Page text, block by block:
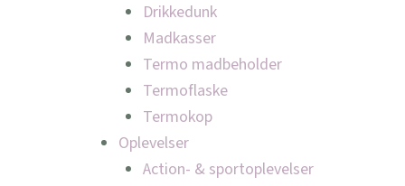
Drikkedunk
Madkasser
Termo madbeholder
Termoflaske
Termokop
Oplevelser
Action- & sportoplevelser